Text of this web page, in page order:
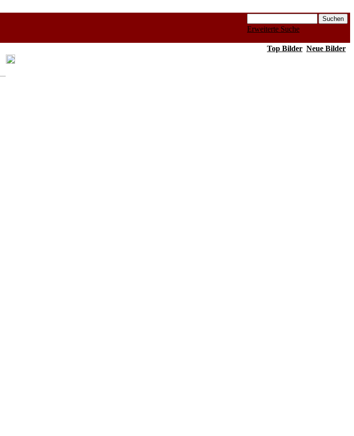
Erweiterte Suche
Top Bilder Neue Bilder